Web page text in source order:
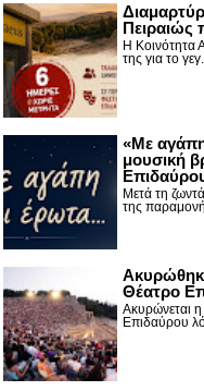
Πειραιώς
Η Κοινότητα
της για το γεγ...
«Με
μουσική
Μετά τη
της
Θέατρο
Ακυρώνεται
Επιδαύρου